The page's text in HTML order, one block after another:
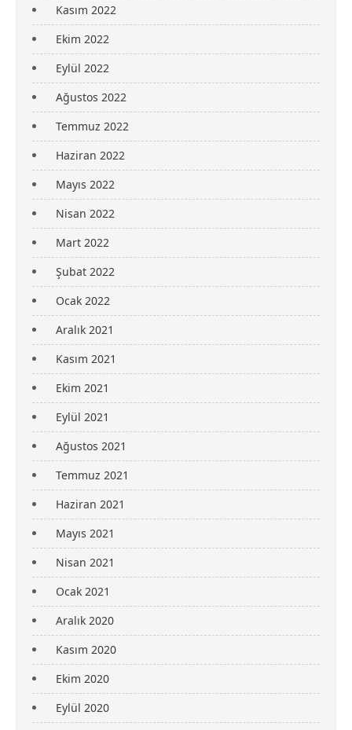
Kasım 2022
Ekim 2022
Eylül 2022
Ağustos 2022
Temmuz 2022
Haziran 2022
Mayıs 2022
Nisan 2022
Mart 2022
Şubat 2022
Ocak 2022
Aralık 2021
Kasım 2021
Ekim 2021
Eylül 2021
Ağustos 2021
Temmuz 2021
Haziran 2021
Mayıs 2021
Nisan 2021
Ocak 2021
Aralık 2020
Kasım 2020
Ekim 2020
Eylül 2020